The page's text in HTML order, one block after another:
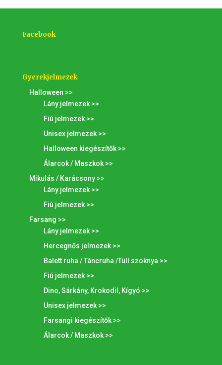
Facebook
Gyerekjelmezek
Halloween >>
Lány jelmezek >>
Fiú jelmezek >>
Unisex jelmezek >>
Halloween kiegészítők >>
Álarcok / Maszkok >>
Mikulás / Karácsony >>
Lány jelmezek >>
Fiú jelmezek >>
Farsang >>
Lány jelmezek >>
Hercegnős jelmezek >>
Balett ruha / Táncruha /Tüll szoknya >>
Fiú jelmezek >>
Dino, Sárkány, Krokodil, Kígyó >>
Unisex jelmezek >>
Farsangi kiegészítők >>
Álarcok / Maszkok >>